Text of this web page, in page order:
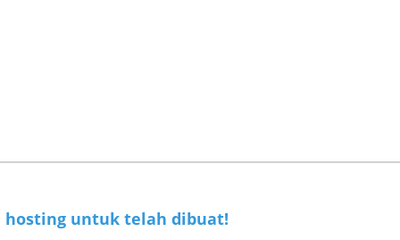
hosting untuk telah dibuat!